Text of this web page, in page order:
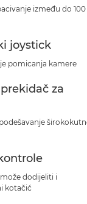
između do 100
joystick
pomicanja kamere
za
dodijeliti i
kotačić